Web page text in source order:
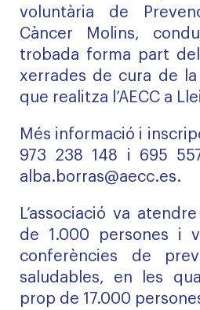
voluntària de
Càncer Molins,
trobada forma part
xerrades de cura de
que realitza l’AECC a
Més informació i
973 238 148 i 695
alba.borras@aecc.es.
L’associació va
de 1.000 persones i
conferències de
saludables, en les
prop de 17.000